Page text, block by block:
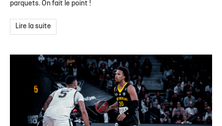
parquets. On fait le point !
Lire la suite